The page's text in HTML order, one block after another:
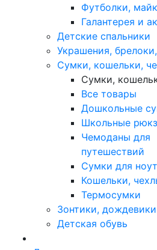
Футболки,
Галантерея и
Детские спальники
Украшения,
Сумки, кошельки,
Сумки,
Все товары
Дошкольные
Школьные
Чемоданы для
путешествий
Сумки для
Кошельки,
Термосумки
Зонтики, дождевики
Детская обувь